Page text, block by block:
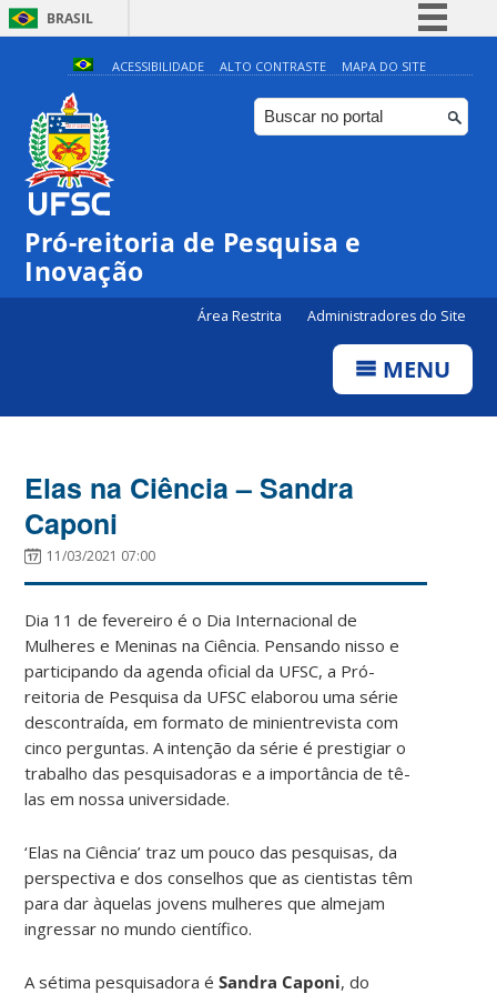
BRASIL
Simplifique!
Comunica BR
Participe
Canais
ACESSIBILIDADE ALTO CONTRASTE MAPA DO SITE
Pró-reitoria de Pesquisa e
Inovação
Área Restrita Administradores do Site
MENU
Elas na Ciência – Sandra
Caponi
11/03/2021 07:00
Dia 11 de fevereiro é o Dia Internacional de
Mulheres e Meninas na Ciência. Pensando nisso e
participando da agenda oficial da UFSC, a Pró-
reitoria de Pesquisa da UFSC elaborou uma série
descontraída, em formato de minientrevista com
cinco perguntas. A intenção da série é prestigiar o
trabalho das pesquisadoras e a importância de tê-
las em nossa universidade.
‘Elas na Ciência’ traz um pouco das pesquisas, da
perspectiva e dos conselhos que as cientistas têm
para dar àquelas jovens mulheres que almejam
ingressar no mundo científico.
A sétima pesquisadora éSandra Caponi, do